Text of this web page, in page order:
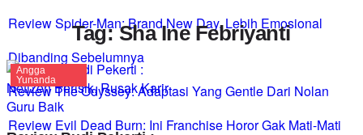
Review Spider-Man: Brand New Day, Lebih Emosional
Dibanding Sebelumnya
Review The Odyssey: Adaptasi Yang Gentle Dari Nolan
Review Evil Dead Burn: Ini Franchise Horor Gak Mati-Mati
Tag: Sha Ine Febriyanti
Angga
Yunanda